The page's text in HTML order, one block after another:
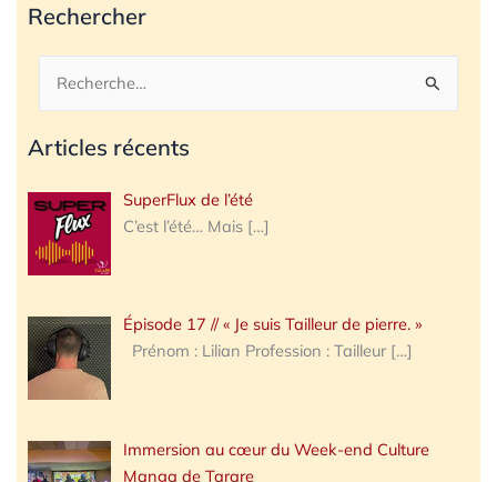
Rechercher
Rechercher :
Articles récents
SuperFlux de l’été
C’est l’été… Mais […]
Épisode 17 // « Je suis Tailleur de pierre. »
Prénom : Lilian Profession : Tailleur […]
Immersion au cœur du Week-end Culture
Manga de Tarare